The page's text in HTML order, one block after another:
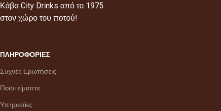
Κάβα City Drinks από το 1975
στον χώρο του ποτού!
ΠΛΗΡΟΦΟΡΙΕΣ
Συχνές Ερωτήσεις
Ποιοι είμαστε
Υπηρεσίες